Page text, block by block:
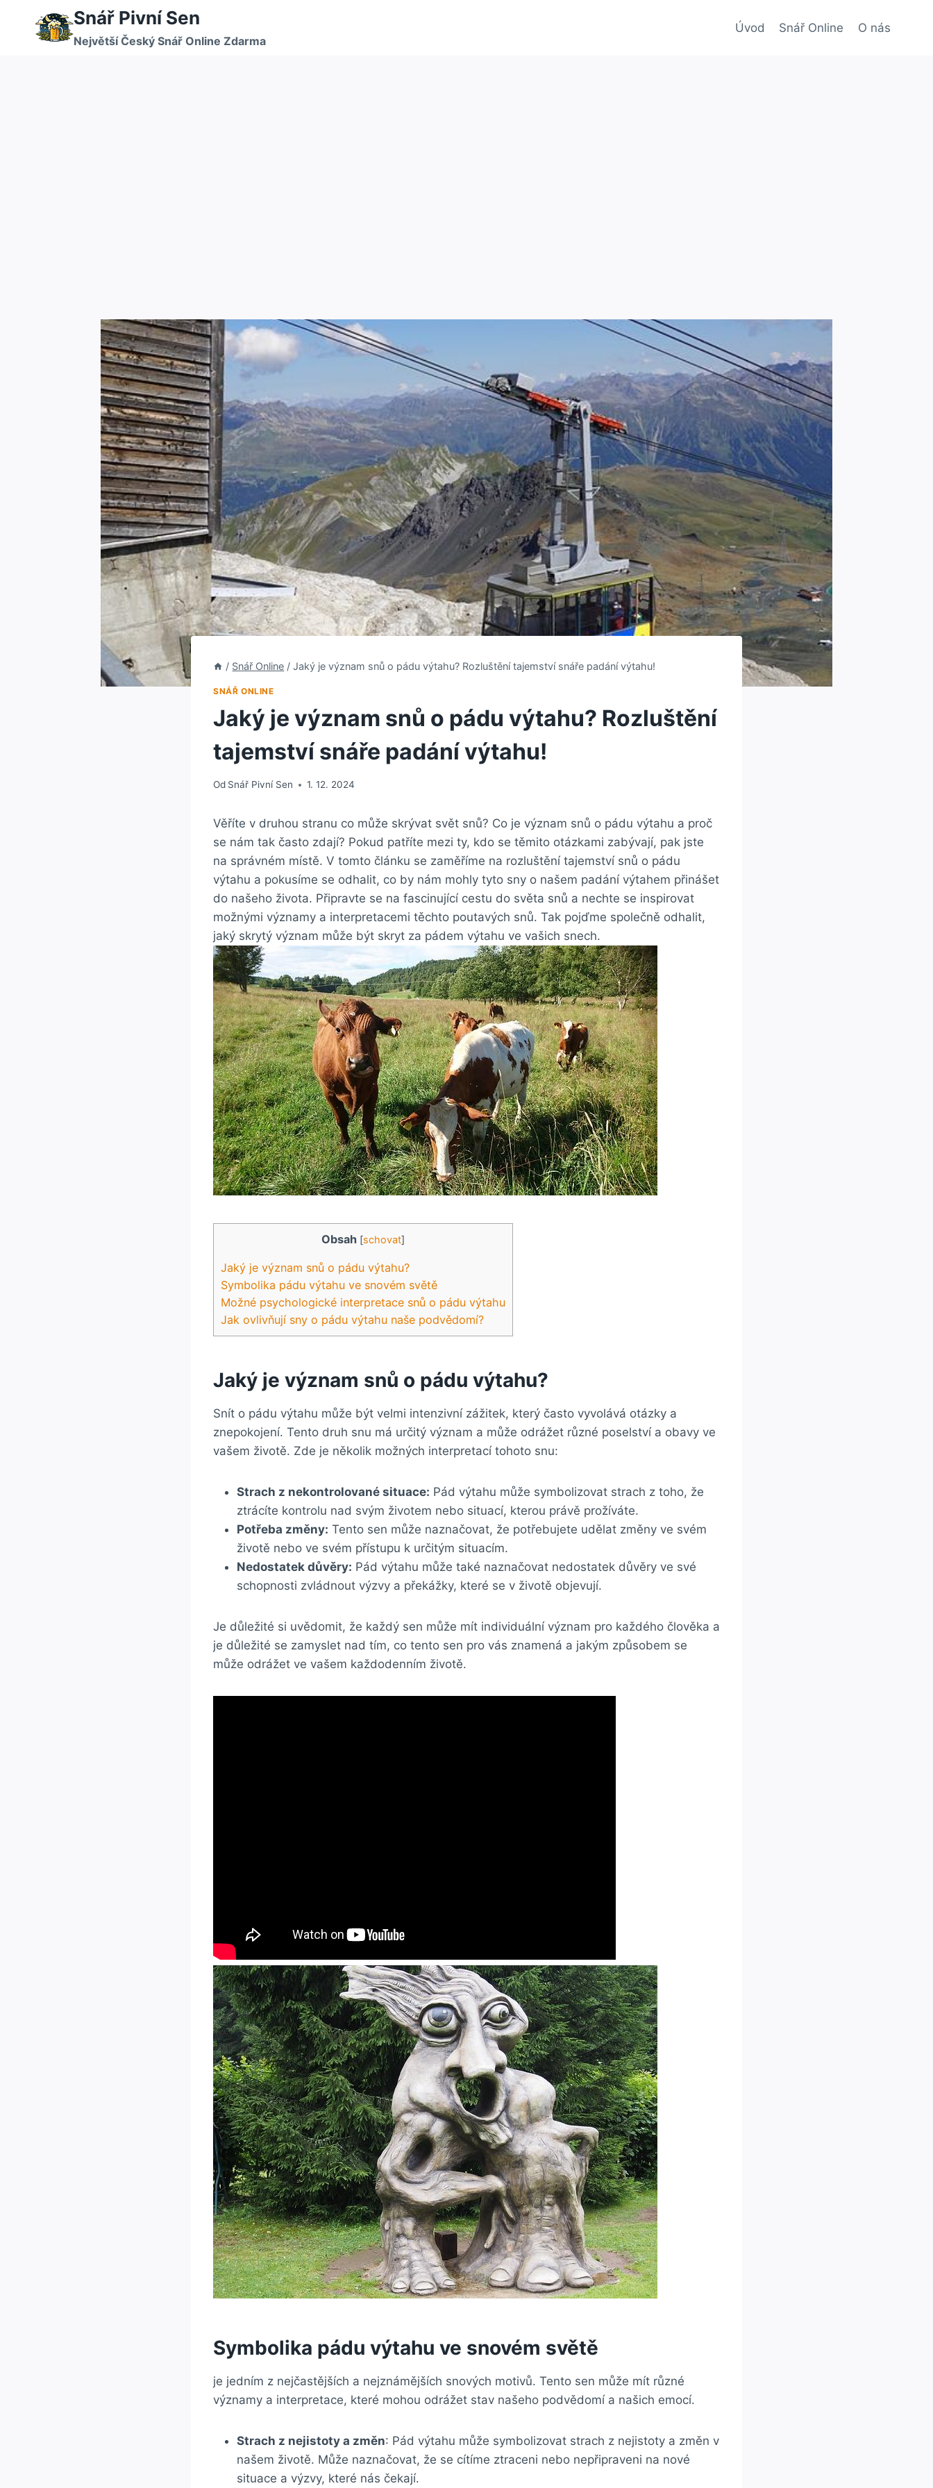
Snář Pivní Sen
Největší Český Snář Online Zdarma
Úvod Snář Online O nás
/ Snář Online / Jaký je význam snů o pádu výtahu? Rozluštění tajemství snáře padání výtahu!
SNÁŘ ONLINE
Jaký je význam snů o pádu výtahu? Rozluštění
tajemství snáře padání výtahu!
Od Snář Pivní Sen 1. 12. 2024
Věříte v druhou stranu co může skrývat svět snů? Co je význam snů o pádu výtahu a proč
se nám tak často zdají? Pokud patříte mezi ty, kdo se těmito otázkami zabývají, pak jste
na správném místě. V tomto článku se zaměříme na rozluštění tajemství snů o pádu
výtahu a pokusíme se odhalit, co by nám mohly tyto sny o našem padání výtahem přinášet
do našeho života. Připravte se na fascinující cestu do světa snů a nechte se inspirovat
možnými významy a interpretacemi těchto poutavých snů. Tak pojďme společně odhalit,
jaký skrytý význam může být skryt za pádem výtahu ve vašich snech.
Obsah [schovat]
Jaký je význam snů o pádu výtahu?
Symbolika pádu výtahu ve snovém světě
Možné psychologické interpretace snů o pádu výtahu
Jak ovlivňují sny o pádu výtahu naše podvědomí?
Jaký je význam snů o pádu výtahu?
Snít o pádu výtahu může být velmi intenzivní zážitek, který často vyvolává otázky a
znepokojení. Tento druh snu má určitý význam a může odrážet různé poselství a obavy ve
vašem životě. Zde je několik možných interpretací tohoto snu:
Strach z nekontrolované situace: Pád výtahu může symbolizovat strach z toho, že
ztrácíte kontrolu nad svým životem nebo situací, kterou právě prožíváte.
Potřeba změny: Tento sen může naznačovat, že potřebujete udělat změny ve svém
životě nebo ve svém přístupu k určitým situacím.
Nedostatek důvěry: Pád výtahu může také naznačovat nedostatek důvěry ve své
schopnosti zvládnout výzvy a překážky, které se v životě objevují.
Je důležité si uvědomit, že každý sen může mít individuální význam pro každého člověka a
je důležité se zamyslet nad tím, co tento sen pro vás znamená a jakým způsobem se
může odrážet ve vašem každodenním životě.
Symbolika pádu výtahu ve snovém světě
je jedním z nejčastějších a nejznámějších snových motivů. Tento sen může mít různé
významy a interpretace, které mohou odrážet stav našeho podvědomí a našich emocí.
Strach z nejistoty a změn: Pád výtahu může symbolizovat strach z nejistoty a změn v
našem životě. Může naznačovat, že se cítíme ztraceni nebo nepřipraveni na nové
situace a výzvy, které nás čekají.